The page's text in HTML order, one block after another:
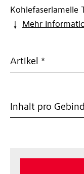
Kohlefaserlamelle
Mehr
Artikel *
Inhalt pro